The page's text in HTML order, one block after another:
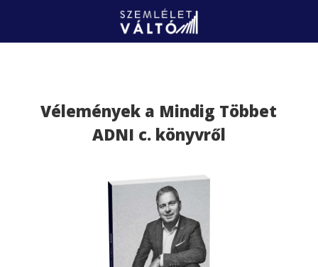
Vélemények a Mindig Többet
ADNI c. könyvről